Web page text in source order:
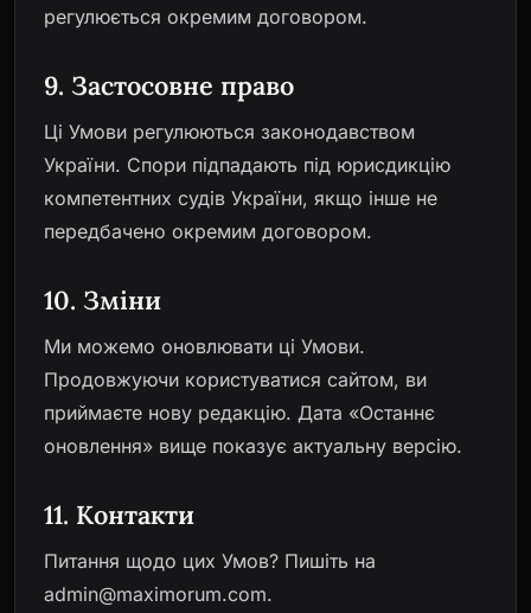
регулюється окремим договором.
9. Застосовне право
Ці Умови регулюються законодавством
України. Спори підпадають під юрисдикцію
компетентних судів України, якщо інше не
передбачено окремим договором.
10. Зміни
Ми можемо оновлювати ці Умови.
Продовжуючи користуватися сайтом, ви
приймаєте нову редакцію. Дата «Останнє
оновлення» вище показує актуальну версію.
11. Контакти
Питання щодо цих Умов? Пишіть на
admin@maximorum.com.